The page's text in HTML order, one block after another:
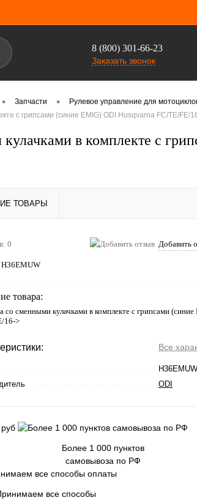
8 (800) 301-66-23
Заказать звонок
• Запчасти •
Рулевое управление для
с грипсами (синие EMIG) ODI Husqvarna FC/TE/FE/
в комплекте с
ТОВАРЫ
0 Добавить
H36EMUW
товара:
со сменными кулачками в комплекте с грипсами
16->
Все
H36EMUW
ODI
Более 1 000 пунктов
самовывоза по РФ
все способы